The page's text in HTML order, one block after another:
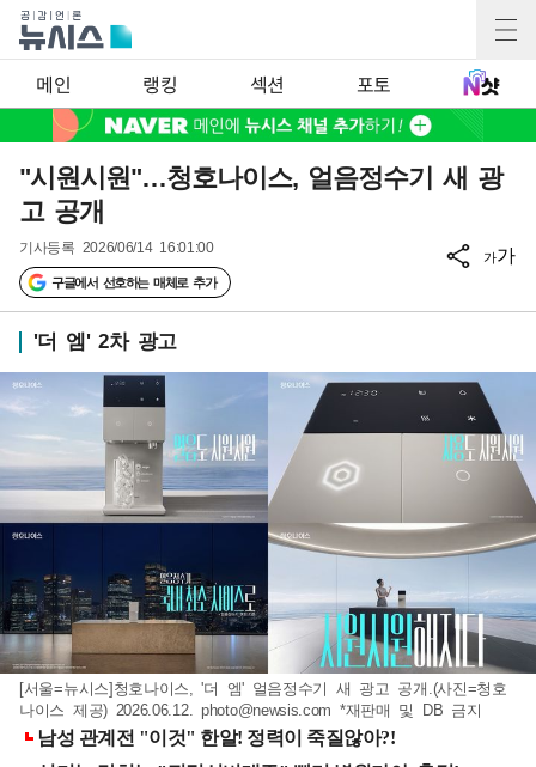
메인 랭킹 섹션 포토
"시원시원"…청호나이스, 얼음정수기 새 광
고 공개
기사등록 2026/06/14 16:01:00
구글에서 선호하는 매체로 추가
가가
'더 엠' 2차 광고
[서울=뉴시스]청호나이스, '더 엠' 얼음정수기 새 광고 공개.(사진=청호
나이스 제공) 2026.06.12. photo@newsis.com *재판매 및 DB 금지